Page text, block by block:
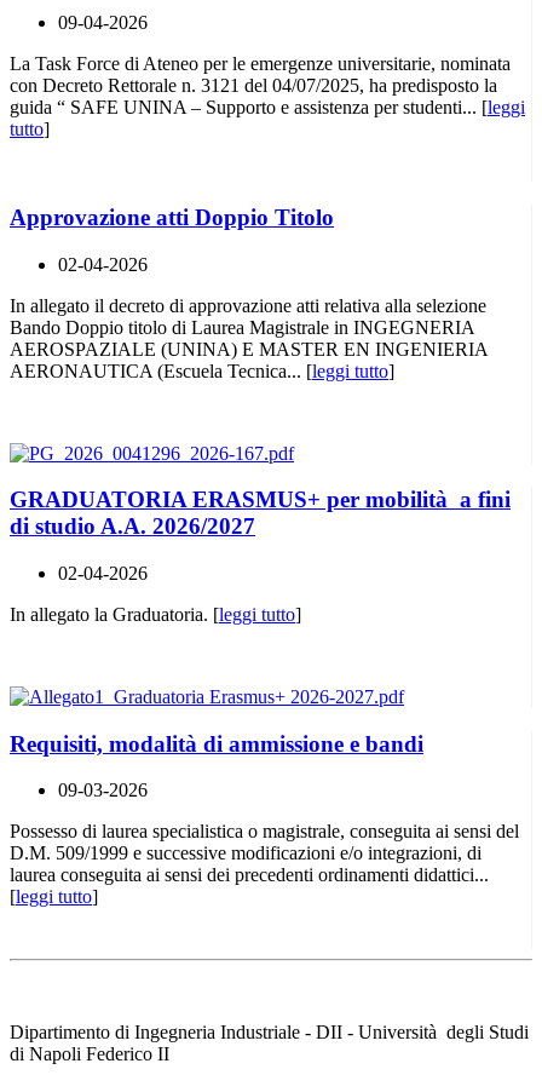
09-04-2026
La Task Force di Ateneo per le emergenze universitarie, nominata
con Decreto Rettorale n. 3121 del 04/07/2025, ha predisposto la
guida “ SAFE UNINA – Supporto e assistenza per studenti... [leggi
tutto]
Approvazione atti Doppio Titolo
02-04-2026
In allegato il decreto di approvazione atti relativa alla selezione
Bando Doppio titolo di Laurea Magistrale in INGEGNERIA
AEROSPAZIALE (UNINA) E MASTER EN INGENIERIA
AERONAUTICA (Escuela Tecnica... [leggi tutto]
GRADUATORIA ERASMUS+ per mobilità a fini
di studio A.A. 2026/2027
02-04-2026
In allegato la Graduatoria. [leggi tutto]
Requisiti, modalità di ammissione e bandi
09-03-2026
Possesso di laurea specialistica o magistrale, conseguita ai sensi del
D.M. 509/1999 e successive modificazioni e/o integrazioni, di
laurea conseguita ai sensi dei precedenti ordinamenti didattici...
[leggi tutto]
Dipartimento di Ingegneria Industriale - DII - Università degli Studi
di Napoli Federico II